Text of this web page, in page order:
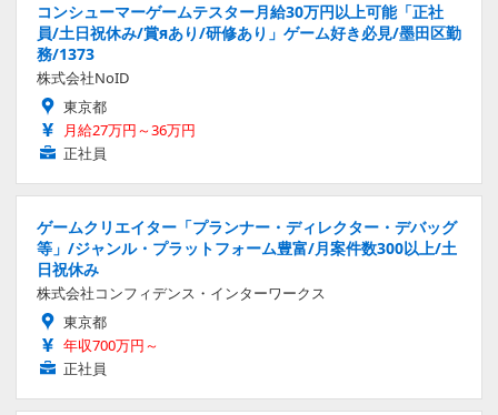
コンシューマーゲームテスター月給30万円以上可能「正社
員/土日祝休み/賞яあり/研修あり」ゲーム好き必見/墨田区勤
務/1373
株式会社NoID
東京都
月給27万円～36万円
正社員
ゲームクリエイター「プランナー・ディレクター・デバッグ
等」/ジャンル・プラットフォーム豊富/月案件数300以上/土
日祝休み
株式会社コンフィデンス・インターワークス
東京都
年収700万円～
正社員